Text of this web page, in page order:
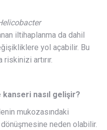
iltihaplanma da dahil
yol açabilir. Bu
artırır.
nasıl gelişir?
mukozasındaki
neden olabilir.